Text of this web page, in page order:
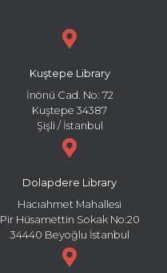
Kuştepe Library
İnönü Cad. No: 72
Kuştepe 34387
Şişli / İstanbul
Dolapdere Library
Hacıahmet Mahallesi
Pir Hüsamettin Sokak No:20
34440 Beyoğlu İstanbul